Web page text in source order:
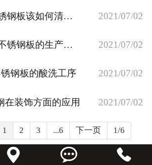
你知道316L不锈钢板该如何清洗吗？ 2021/07/02
厂家介绍316L不锈钢板的生产要素 2021/07/02
钢板的酸洗工序 2021/07/02
在装饰方面的应用 2021/07/02
1 2 3 ...6 下一页 1/6
  